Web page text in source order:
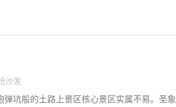
沙发
坑般的土路上景区核心景区实属不易。圣象